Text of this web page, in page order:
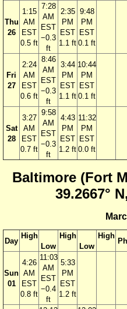
Thu
26
1:15
AM
EST
0.5 ft
7:28
AM
EST
−0.3
ft
2:35
PM
EST
1.1 ft
9:48
PM
EST
0.1 ft
Fri
27
2:24
AM
EST
0.6 ft
8:46
AM
EST
−0.3
ft
3:44
PM
EST
1.1 ft
10:44
PM
EST
0.1 ft
Sat
28
3:27
AM
EST
0.7 ft
9:58
AM
EST
−0.3
ft
4:43
PM
EST
1.2 ft
11:32
PM
EST
0.0 ft
Baltimore (Fort
39.2667°
Day
High
Low
High
Low
High
Sun
01
4:26
AM
EST
0.8 ft
11:03
AM
EST
−0.4
ft
5:33
PM
EST
1.2 ft